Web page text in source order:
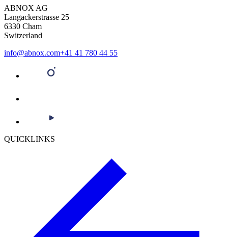
ABNOX AG
Langackerstrasse 25
6330 Cham
Switzerland
info@abnox.com+41 41 780 44 55
QUICKLINKS